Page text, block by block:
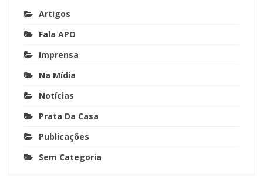
Artigos
Fala APO
Imprensa
Na Mídia
Notícias
Prata Da Casa
Publicações
Sem Categoria